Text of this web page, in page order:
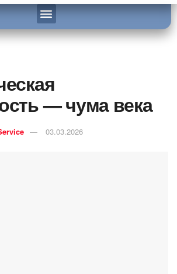
— чума века
03.03.2026